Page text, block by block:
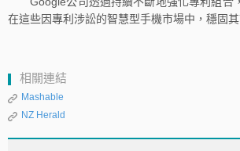
在這些因專利涉訟的智慧型手機市場中，穩固其
相關連結
Mashable
NZ Herald